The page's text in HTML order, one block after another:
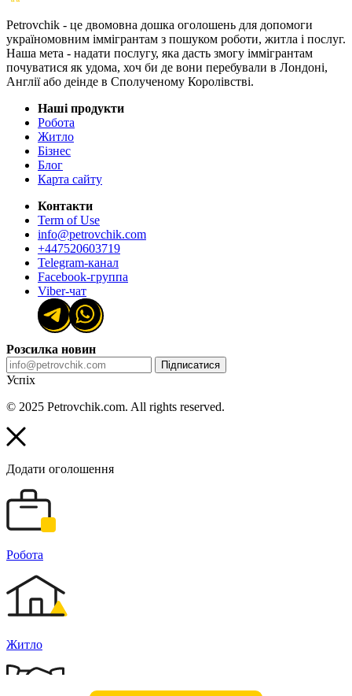
Petrovchik - це двомовна дошка оголошень для допомоги
україномовним іммігрантам з пошуком роботи, житла і послуг.
Наша мета - надати послугу, яка дасть змогу іммігрантам
почуватися як удома, хоч би де вони перебували в Лондоні,
Англії або деінде в Сполученому Королівстві.
Наші продукти
Робота
Житло
Бізнес
Блог
Карта сайту
Контакти
Term of Use
info@petrovchik.com
+447520603719
Telegram-канал
Facebook-группа
Viber-чат
Розсилка новин
Підписатися
Успіх
© 2025 Petrovchik.com. All rights reserved.
Додати оголошення
Робота
Житло